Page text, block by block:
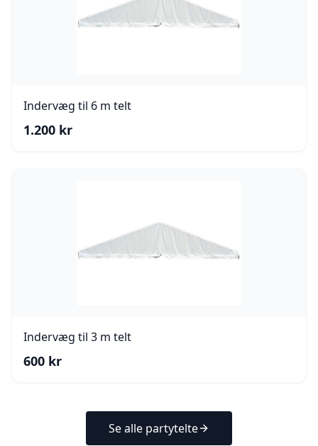
Indervæg til 6 m telt
1.200 kr
Indervæg til 3 m telt
600 kr
Se alle partytelte